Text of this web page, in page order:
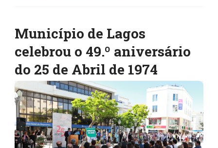
Município de Lagos
celebrou o 49.º aniversário
do 25 de Abril de 1974